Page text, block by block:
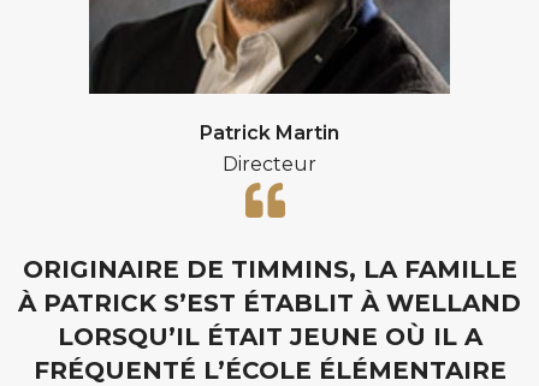
Patrick Martin
Directeur
ORIGINAIRE DE TIMMINS, LA FAMILLE
À PATRICK S’EST ÉTABLIT À WELLAND
LORSQU’IL ÉTAIT JEUNE OÙ IL A
FRÉQUENTÉ L’ÉCOLE ÉLÉMENTAIRE